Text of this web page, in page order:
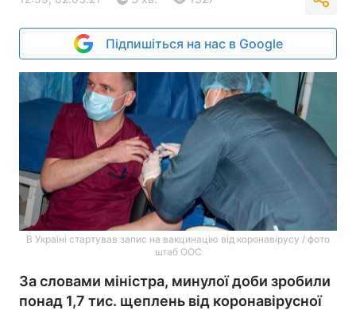
Підпишіться на нас в Google
В Україні стартував запис на вакцинацію від коронавірусу / фото
штаб ООС
За словами міністра, минулої доби зробили
понад 1,7 тис. щеплень від коронавірусної